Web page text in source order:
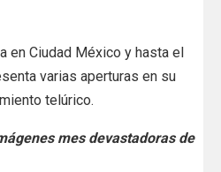
en Ciudad México y hasta el
varias aperturas en su
telúrico.
mes devastadoras de